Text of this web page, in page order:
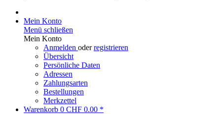
Mein Konto
Menü schließen
Mein Konto
Anmelden oderregistrieren
Übersicht
Persönliche Daten
Adressen
Zahlungsarten
Bestellungen
Merkzettel
Warenkorb 0 CHF 0.00 *